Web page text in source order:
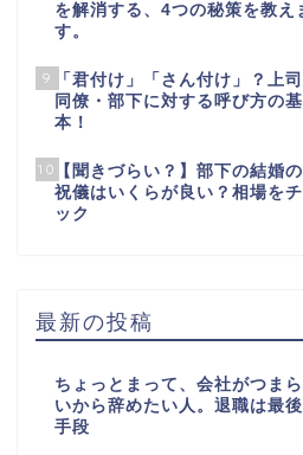
を解消する、4つの秘策を教え
す。
9
「君付け」「さん付け」？上司
同僚・部下に対する呼び方の基
本！
10 【聞きづらい？】部下の結婚
祝儀はいくらが良い？相場を
ック
最新の投稿
ちょっとまって、会社がつま
いから辞めたい人。退職は最
手段